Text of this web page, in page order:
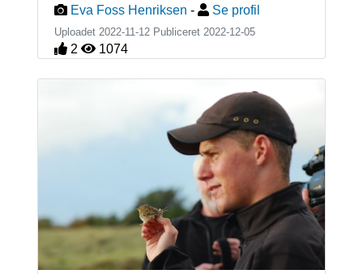
Eva Foss Henriksen - Se profil
Uploadet 2022-11-12 Publiceret 2022-12-05
2 1074